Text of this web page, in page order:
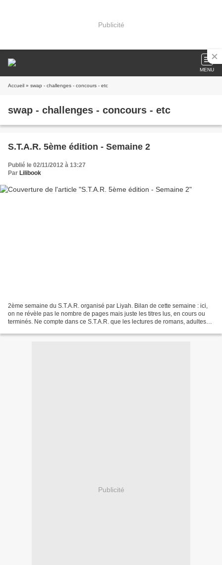
Publicité
MENU
Accueil » swap - challenges - concours - etc
swap - challenges - concours - etc
S.T.A.R. 5ème édition - Semaine 2
Publié le 02/11/2012 à 13:27
Par Lilibook
2ème semaine du S.T.A.R. organisé par Liyah. Bilan de cette semaine : ici,
on ne révèle pas le nombre de pages mais juste les titres lus, en cours ou
terminés. Ne compte dans ce S.T.A.R. que les lectures de romans, adultes
Publicité